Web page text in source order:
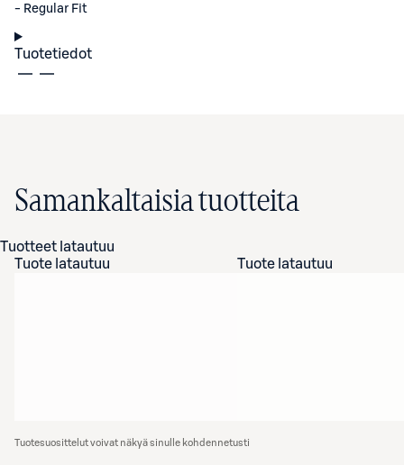
- Regular Fit
Tuotetiedot
Samankaltaisia tuotteita
Tuotteet latautuu
Tuote latautuu
Tuote latautuu
Tuotesuosittelut voivat näkyä sinulle kohdennetusti